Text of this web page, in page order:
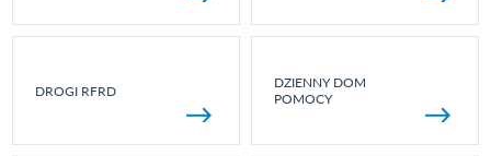
DROGI RFRD
DZIENNY DOM
POMOCY